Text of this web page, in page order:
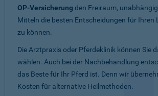
OP-Versicherung den Freiraum,
Mitteln die besten Entscheidungen für Ihren
zu können.
Die Arztpraxis oder Pferdeklinik können Sie
wählen. Auch bei der Nachbehandlung
das Beste für Ihr Pferd ist. Denn wir
Kosten für alternative Heilmethoden.